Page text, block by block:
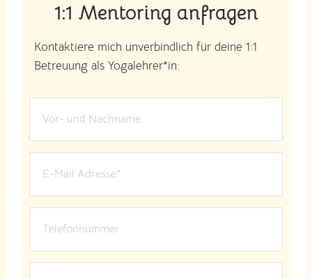
1:1 Mentoring anfragen
Kontaktiere mich unverbindlich für deine 1:1
Betreuung als Yogalehrer*in: